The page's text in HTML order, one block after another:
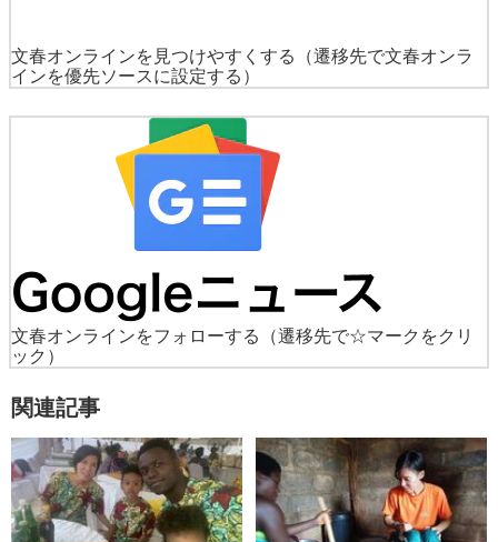
文春オンラインを見つけやすくする
（遷移先で文春オンラ
インを優先ソースに設定する）
文春オンラインをフォローする
（遷移先で☆マークをクリ
ック）
関連記事